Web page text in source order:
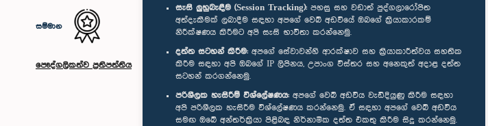
සැසි ලුහුබැඳීම (Session Tracking): පහසු සහ වඩාත් පුද්ගලාරෝපිත
අත්දැකීමක් ලබාදීම සඳහා අපගේ වෙබ් අඩවියේ ඔබගේ ක්‍රියාකාරකම්
නිරීක්ෂණය කිරීමට අපි සැසි භාවිතා කරන්නෙමු.
දත්ත සටහන් කිරීම: අපගේ සේවාවන්හි ආරක්ෂාව සහ ක්‍රියාකාරීත්වය සහතික
කිරීම සඳහා අපි ඔබගේ IP ලිපිනය, උපාංග විස්තර සහ අනෙකුත් අදාළ දත්ත
සටහන් කරගන්නෙමු.
පරිශීලක හැසිරීම් විශ්ලේෂණය: අපගේ වෙබ් අඩවිය වැඩිදියුණු කිරීම සඳහා
අපි පරිශීලක හැසිරීම විශ්ලේෂණය කරන්නෙමු. ඒ සඳහා අපගේ වෙබ් අඩවිය
සමඟ ඔබේ අන්තර්ක්‍රියා පිළිබඳ නිර්නාමික දත්ත එකතු කිරීම සිදු කරන්නෙමු.
සම්මාන
පෞද්ගලිකත්ව ප්‍රතිපත්තිය